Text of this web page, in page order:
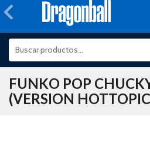
Anterior
FUNKO POP
(VERSION